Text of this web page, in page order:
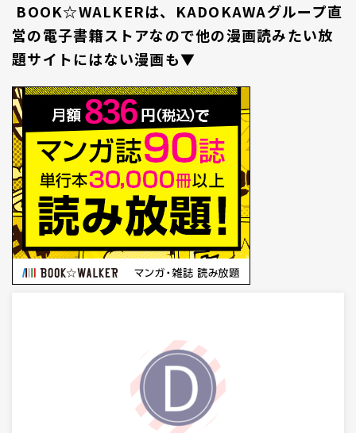
BOOK☆WALKERは、KADOKAWAグループ直
営の電子書籍ストアなので他の漫画読みたい放
題サイトにはない漫画も▼